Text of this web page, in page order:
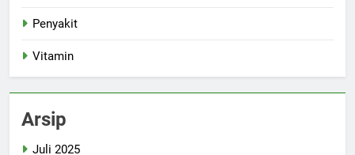
Penyakit
Vitamin
Arsip
Juli 2025